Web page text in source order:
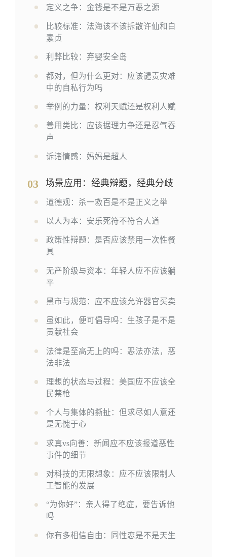
定义之争：金钱是不是万恶之源
比较标准：法海该不该拆散许仙和白
素贞
利弊比较：弃婴安全岛
都对，但为什么更对：应该谴责灾难
中的自私行为吗
举例的力量：权利天赋还是权利人赋
善用类比：应该据理力争还是忍气吞
声
诉诸情感：妈妈是超人
03 场景应用：经典辩题，经典分歧
道德观：杀一救百是不是正义之举
以人为本：安乐死符不符合人道
政策性辩题：是否应该禁用一次性餐
具
无产阶级与资本：年轻人应不应该躺
平
黑市与规范：应不应该允许器官买卖
虽如此，便可倡导吗：生孩子是不是
贡献社会
法律是至高无上的吗：恶法亦法，恶
法非法
理想的状态与过程：美国应不应该全
民禁枪
个人与集体的撕扯：但求尽如人意还
是无愧于心
求真vs向善：新闻应不应该报道恶性
事件的细节
对科技的无限想象：应不应该限制人
工智能的发展
“为你好”：亲人得了绝症，要告诉他
吗
你有多相信自由：同性恋是不是天生